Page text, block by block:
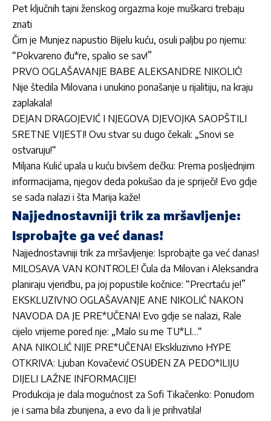
Pet ključnih tajni ženskog orgazma koje muškarci trebaju
znati
Čim je Munjez napustio Bijelu kuću, osuli paljbu po njemu:
“Pokvareno đu*re, spalio se sav!”
PRVO OGLAŠAVANJE BABE ALEKSANDRE NIKOLIĆ!
Nije štedila Milovana i unukino ponašanje u rijalitiju, na kraju
zaplakala!
DEJAN DRAGOJEVIĆ I NJEGOVA DJEVOJKA SAOPŠTILI
SRETNE VIJESTI! Ovu stvar su dugo čekali: „Snovi se
ostvaruju!“
Miljana Kulić upala u kuću bivšem dečku: Prema posljednjim
informacijama, njegov deda pokušao da je spriječi! Evo gdje
se sada nalazi i šta Marija kaže!
Najjednostavniji trik za mršavljenje:
Isprobajte ga već danas!
Najjednostavniji trik za mršavljenje: Isprobajte ga već danas!
MILOSAVA VAN KONTROLE! Čula da Milovan i Aleksandra
planiraju vjeridbu, pa joj popustile kočnice: “Precrtaću je!”
EKSKLUZIVNO OGLAŠAVANJE ANE NIKOLIĆ NAKON
NAVODA DA JE PRE*UČENA! Evo gdje se nalazi, Rale
cijelo vrijeme pored nje: „Malo su me TU*LI…“
ANA NIKOLIĆ NIJE PRE*UČENA! Ekskluzivno HYPE
OTKRIVA: Ljuban Kovačević OSUĐEN ZA PEDO*ILIJU
DIJELI LAŽNE INFORMACIJE!
Produkcija je dala mogućnost za Sofi Tikačenko: Ponudom
je i sama bila zbunjena, a evo da li je prihvatila!